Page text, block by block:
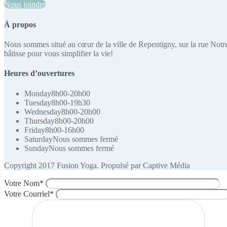
Nous joindre
À propos
Nous sommes situé au cœur de la ville de Repentigny, sur la rue
bâtisse pour vous simplifier la vie!
Heures d’ouvertures
Monday8h00-20h00
Tuesday8h00-19h30
Wednesday8h00-20h00
Thursday8h00-20h00
Friday8h00-16h00
SaturdayNous sommes fermé
SundayNous sommes fermé
Copyright 2017 Fusion Yoga. Propulsé par Captive Média
Votre Nom*
Votre Courriel*